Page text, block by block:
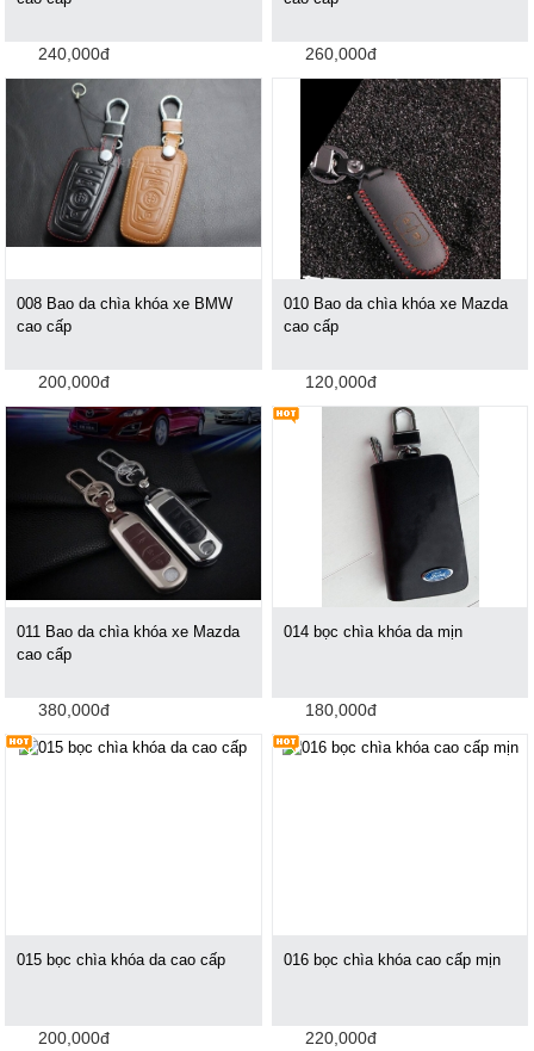
240,000đ 260,000đ
008 Bao da chìa khóa xe BMW
cao cấp
200,000đ
010 Bao da chìa khóa xe Mazda
cao cấp
120,000đ
011 Bao da chìa khóa xe Mazda
cao cấp
380,000đ
014 bọc chìa khóa da mịn
180,000đ
015 bọc chìa khóa da cao cấp
200,000đ
016 bọc chìa khóa cao cấp mịn
220,000đ